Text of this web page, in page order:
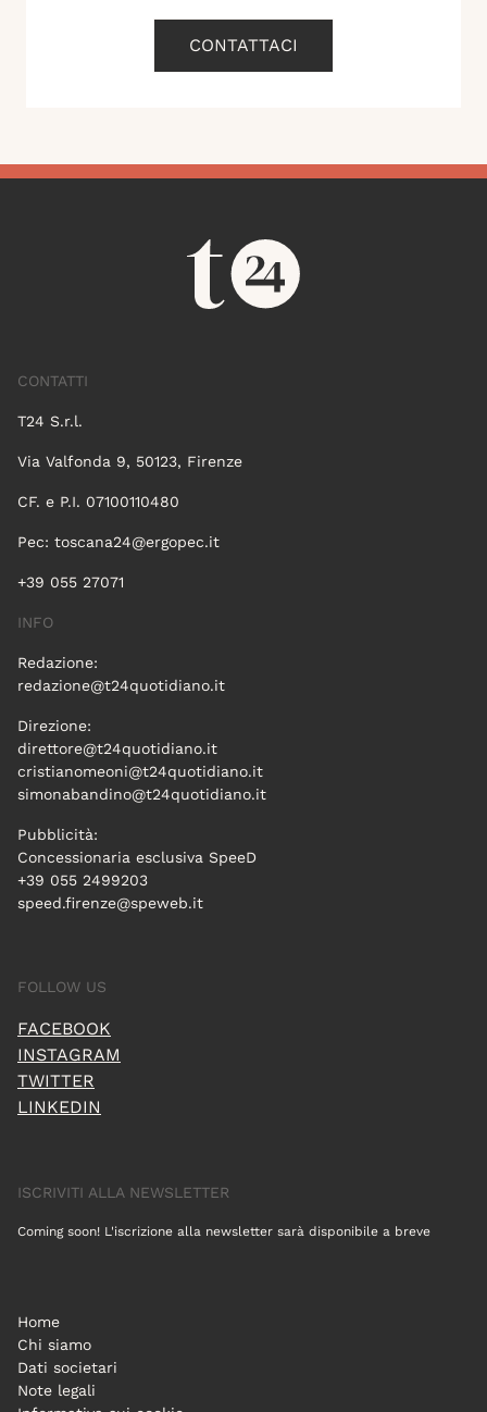
CONTATTACI
CONTATTI
T24 S.r.l.
Via Valfonda 9, 50123, Firenze
CF. e P.I. 07100110480
Pec: toscana24@ergopec.it
+39 055 27071
INFO
Redazione:
redazione@t24quotidiano.it
Direzione:
direttore@t24quotidiano.it
cristianomeoni@t24quotidiano.it
simonabandino@t24quotidiano.it
Pubblicità:
Concessionaria esclusiva SpeeD
+39 055 2499203
speed.firenze@speweb.it
FOLLOW US
FACEBOOK
INSTAGRAM
TWITTER
LINKEDIN
ISCRIVITI ALLA NEWSLETTER
Coming soon! L'iscrizione alla newsletter sarà disponibile a breve
Home
Chi siamo
Dati societari
Note legali